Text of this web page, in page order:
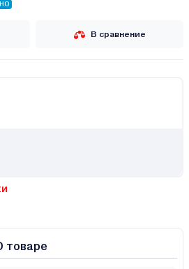
В сравнение
товаре